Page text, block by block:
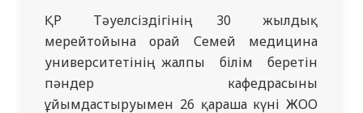
ҚР Тәуелсіздігінің 30 жылдық
мерейтойына орай Семей медицина
университетінің жалпы білім беретін
пәндер кафедрасының
ұйымдастыруымен 26 қараша күні ЖОО